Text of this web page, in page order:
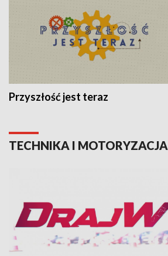
Przyszłość jest teraz
TECHNIKA I MOTORYZACJA